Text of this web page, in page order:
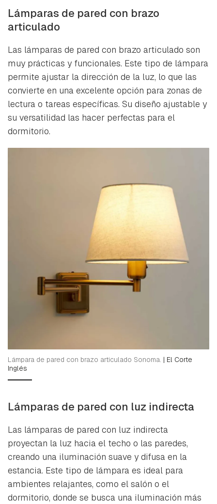
Lámparas de pared con brazo
articulado
Las lámparas de pared con brazo articulado son
muy prácticas y funcionales. Este tipo de lámpara
permite ajustar la dirección de la luz, lo que las
convierte en una excelente opción para zonas de
lectura o tareas específicas. Su diseño ajustable y
su versatilidad las hacer perfectas para el
dormitorio.
Lámpara de pared con brazo articulado Sonoma. | El Corte
Inglés
Lámparas de pared con luz indirecta
Las lámparas de pared con luz indirecta
proyectan la luz hacia el techo o las paredes,
creando una iluminación suave y difusa en la
estancia. Este tipo de lámpara es ideal para
ambientes relajantes, como el salón o el
dormitorio, donde se busca una iluminación más